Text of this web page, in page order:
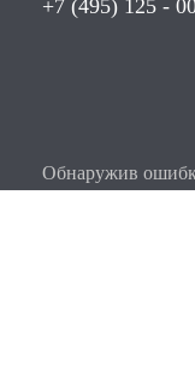
+7 (495) 125 -
Обнаружив